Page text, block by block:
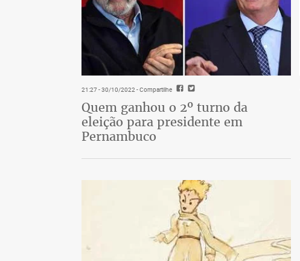
21:27 - 30/10/2022- Compartilhe
Quem ganhou o 2º turno da
eleição para presidente em
Pernambuco